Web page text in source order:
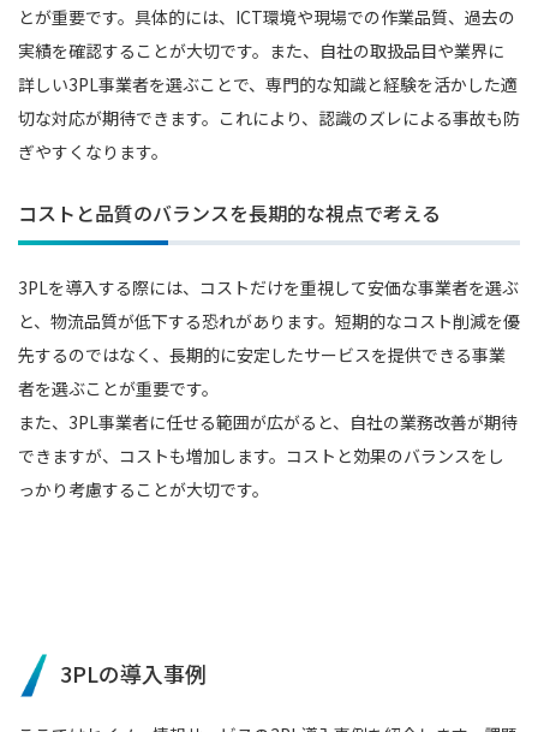
とが重要です。具体的には、ICT環境や現場での作業品質、過去の
実績を確認することが大切です。また、自社の取扱品目や業界に
詳しい3PL事業者を選ぶことで、専門的な知識と経験を活かした適
切な対応が期待できます。これにより、認識のズレによる事故も防
ぎやすくなります。
コストと品質のバランスを長期的な視点で考える
3PLを導入する際には、コストだけを重視して安価な事業者を選ぶ
と、物流品質が低下する恐れがあります。短期的なコスト削減を優
先するのではなく、長期的に安定したサービスを提供できる事業
者を選ぶことが重要です。
また、3PL事業者に任せる範囲が広がると、自社の業務改善が期待
できますが、コストも増加します。コストと効果のバランスをし
っかり考慮することが大切です。
3PLの導入事例